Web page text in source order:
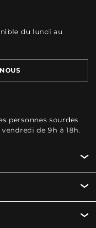
du lundi au
personnes sourdes
de 9h à 18h.